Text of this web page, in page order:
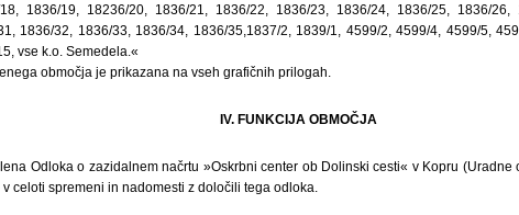
1836/19, 18236/20, 1836/21, 1836/22, 1836/23, 1836/24, 1836/25, 1836/26,
1836/32, 1836/33, 1836/34, 1836/35,1837/2, 1839/1, 4599/2, 4599/4, 4599/5,
vse k.o. Semedela.«
območja je prikazana na vseh grafičnih prilogah.
IV. FUNKCIJA OBMOČJA
Odloka o zazidalnem načrtu »Oskrbni center ob Dolinski cesti« v Kopru (Uradne
celoti spremeni in nadomesti z določili tega odloka.